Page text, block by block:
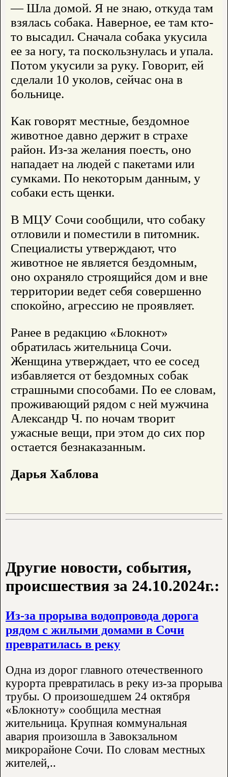
— Шла домой. Я не знаю, откуда там
взялась собака. Наверное, ее там кто-
то высадил. Сначала собака укусила
ее за ногу, та поскользнулась и упала.
Потом укусили за руку. Говорит, ей
сделали 10 уколов, сейчас она в
больнице.
Как говорят местные, бездомное
животное давно держит в страхе
район. Из-за желания поесть, оно
нападает на людей с пакетами или
сумками. По некоторым данным, у
собаки есть щенки.
В МЦУ Сочи сообщили, что собаку
отловили и поместили в питомник.
Специалисты утверждают, что
животное не является бездомным,
оно охраняло строящийся дом и вне
территории ведет себя совершенно
спокойно, агрессию не проявляет.
Ранее в редакцию «Блокнот»
обратилась жительница Сочи.
Женщина утверждает, что ее сосед
избавляется от бездомных собак
страшными способами. По ее словам,
проживающий рядом с ней мужчина
Александр Ч. по ночам творит
ужасные вещи, при этом до сих пор
остается безнаказанным.
Дарья Хаблова
Другие новости, события,
происшествия за 24.10.2024г.:
Из-за прорыва водопровода дорога
рядом с жилыми домами в Сочи
превратилась в реку
Одна из дорог главного отечественного
курорта превратилась в реку из-за прорыва
трубы. О произошедшем 24 октября
«Блокноту» сообщила местная
жительница. Крупная коммунальная
авария произошла в Завокзальном
микрорайоне Сочи. По словам местных
жителей,..